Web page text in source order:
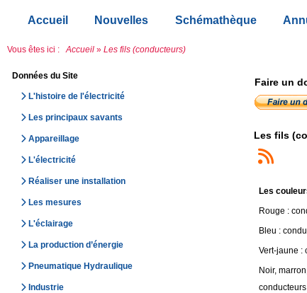
Accueil Nouvelles Schémathèque
Vous êtes ici : Accueil » Les fils (conducteurs)
Données du Site
L'histoire de l'électricité
Les principaux savants
Appareillage
L'électricité
Réaliser une installation
Les mesures
L'éclairage
La production d’énergie
Pneumatique Hydraulique
Industrie
Faire un
Les fils
Les
Rouge :
Bleu :
Vert-jaune :
Noir,